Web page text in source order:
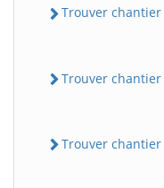
Trouver chantier
Trouver chantier
Trouver chantier